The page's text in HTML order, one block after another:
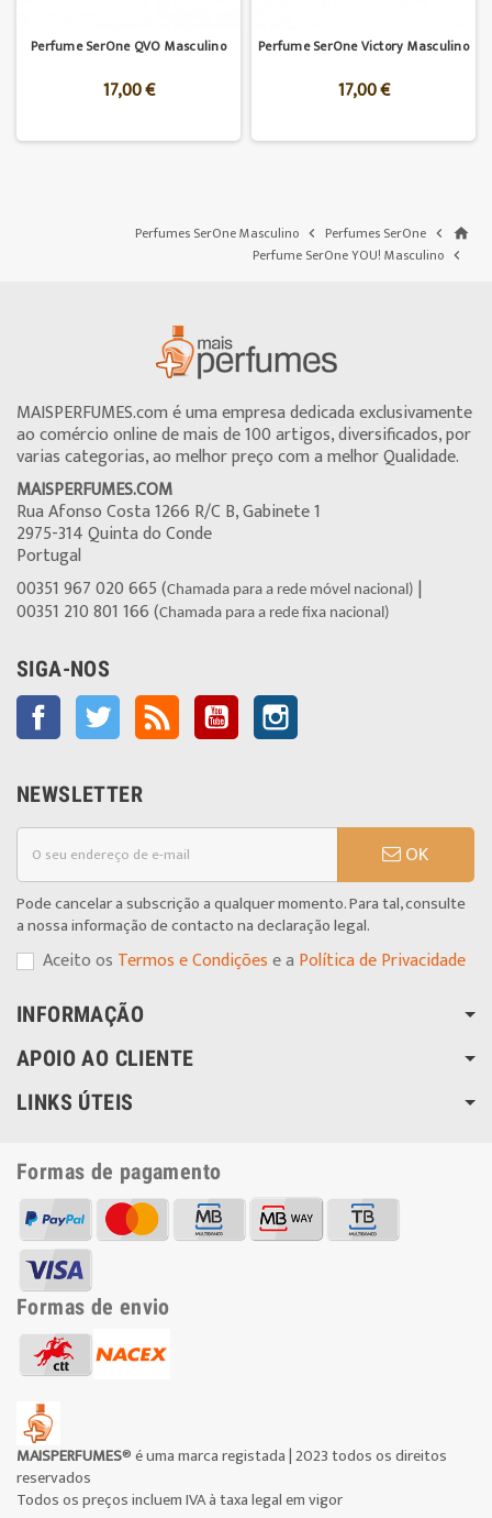
Perfume SerOne QVO Masculino
17,00 €
Perfume SerOne Victory Masculino
17,00 €
home

Perfumes SerOne

Perfumes SerOne Masculino

Perfume SerOne YOU! Masculino
MAISPERFUMES.com é uma empresa dedicada exclusivamente
ao comércio online de mais de 100 artigos, diversificados, por
varias categorias, ao melhor preço com a melhor Qualidade.
MAISPERFUMES.COM
Rua Afonso Costa 1266 R/C B, Gabinete 1
2975-314 Quinta do Conde
Portugal
00351 967 020 665 (Chamada para a rede móvel nacional) |
00351 210 801 166 (Chamada para a rede fixa nacional)
SIGA-NOS
Facebook Twitter Rss YouTube
NEWSLETTER
OK
Pode cancelar a subscrição a qualquer momento. Para tal, consulte
a nossa informação de contacto na declaração legal.
Aceito os Termos e Condiçõese a Política de Privacidade
INFORMAÇÃO
APOIO AO CLIENTE
LINKS ÚTEIS
Formas de pagamento
Formas de envio
MAISPERFUMES® é uma marca registada | 2023 todos os direitos
reservados
Todos os preços incluem IVA à taxa legal em vigor